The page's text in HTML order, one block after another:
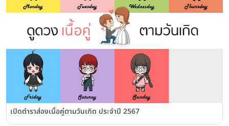
เปิดตำราส่องเนื้อคู่ตามวันเกิด ประจำปี 2567